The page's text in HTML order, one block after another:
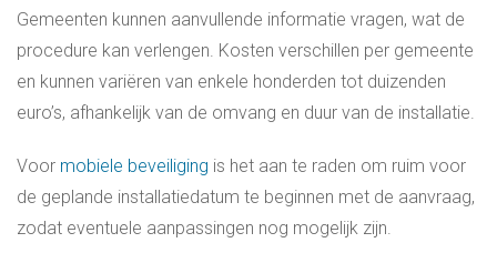
Gemeenten kunnen aanvullende informatie vragen, wat de
procedure kan verlengen. Kosten verschillen per gemeente
en kunnen variëren van enkele honderden tot duizenden
euro’s, afhankelijk van de omvang en duur van de installatie.
Voor mobiele beveiliging is het aan te raden om ruim voor
de geplande installatiedatum te beginnen met de aanvraag,
zodat eventuele aanpassingen nog mogelijk zijn.